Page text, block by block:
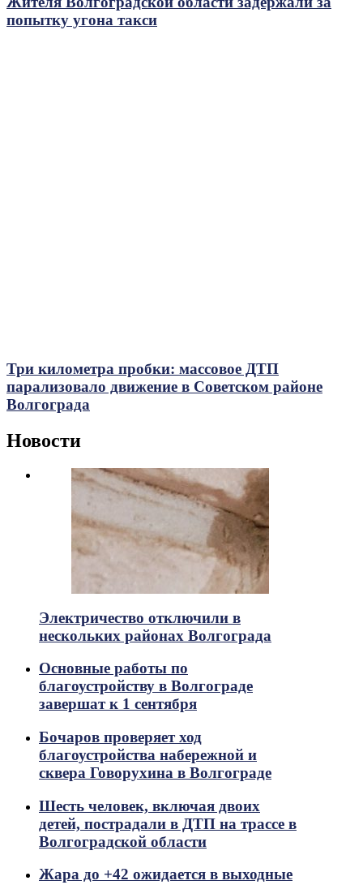
попытку угона такси
Три километра пробки: массовое ДТП
парализовало движение в Советском районе
Волгограда
Новости
Электричество отключили в
нескольких районах Волгограда
Основные работы по
благоустройству в Волгограде
завершат к 1 сентября
Бочаров проверяет ход
благоустройства набережной и
сквера Говорухина в Волгограде
Шесть человек, включая двоих
детей, пострадали в ДТП на трассе в
Волгоградской области
Жара до +42 ожидается в выходные